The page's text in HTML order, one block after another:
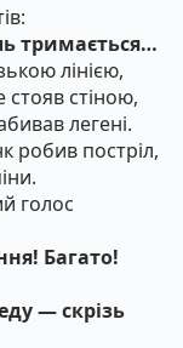
тримається…
лінією,
стіною,
легені.
робив постріл,
голос
Багато!
— скрізь